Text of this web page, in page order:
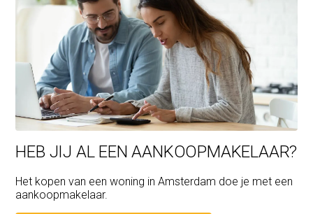
HEB JIJ AL EEN AANKOOPMAKELAAR?
Het kopen van een woning in Amsterdam doe je met een
aankoopmakelaar.